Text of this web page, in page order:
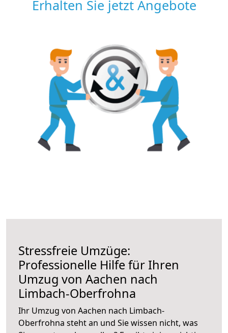
Erhalten Sie jetzt Angebote
Stressfreie Umzüge:
Professionelle Hilfe für Ihren
Umzug von Aachen nach
Limbach-Oberfrohna
Ihr Umzug von Aachen nach Limbach-
Oberfrohna steht an und Sie wissen nicht, was